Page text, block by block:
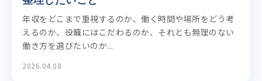
年収をどこまで重視するのか、働く時間や場所をどう考
えるのか、役職にはこだわるのか、それとも無理のない
働き方を選びたいのか...
2026.04.08